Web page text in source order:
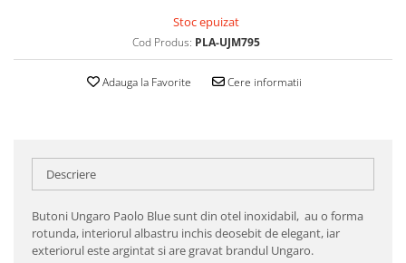
Stoc epuizat
Cod Produs: PLA-UJM795
Adauga la Favorite Cere informatii
Descriere
Butoni Ungaro Paolo Blue sunt din otel inoxidabil, au o forma
rotunda, interiorul albastru inchis deosebit de elegant, iar
exteriorul este argintat si are gravat brandul Ungaro.